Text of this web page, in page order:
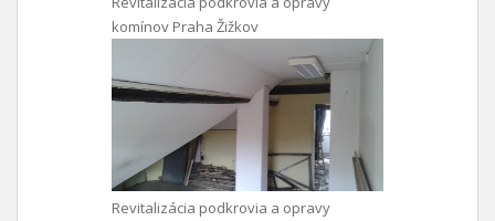
komínov Praha Žižkov
Revitalizácia podkrovia a opravy